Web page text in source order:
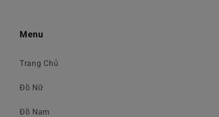
Menu
Trang Chủ
Đồ Nữ
Đồ Nam